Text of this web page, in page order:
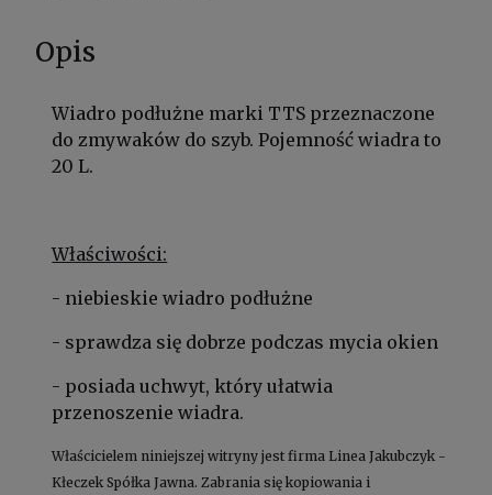
Opis
Wiadro podłużne marki TTS przeznaczone
do zmywaków do szyb. Pojemność wiadra to
20 L.
Właściwości:
- niebieskie wiadro podłużne
- sprawdza się dobrze podczas mycia okien
- posiada uchwyt, który ułatwia
przenoszenie wiadra.
Właścicielem niniejszej witryny jest firma Linea Jakubczyk -
Kłeczek Spółka Jawna. Zabrania się kopiowania i